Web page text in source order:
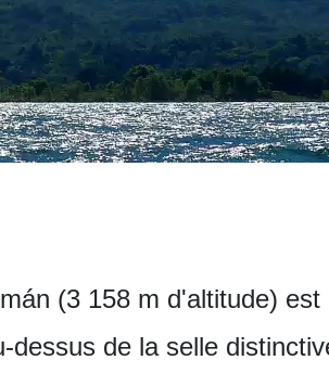
(3 158 m d'altitude) est
de la selle